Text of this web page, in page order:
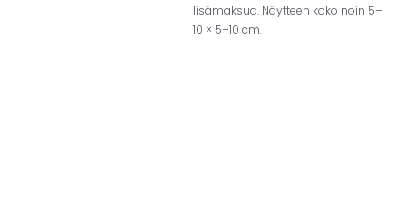
lisämaksua. Näytteen koko noin 5–
10 × 5–10 cm.